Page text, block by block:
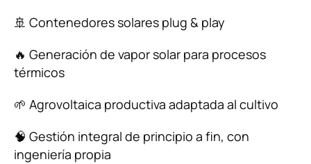
🚢 Contenedores solares plug & play
🔥 Generación de vapor solar para procesos
térmicos
🌱 Agrovoltaica productiva adaptada al cultivo
🧠 Gestión integral de principio a fin, con
ingeniería propia